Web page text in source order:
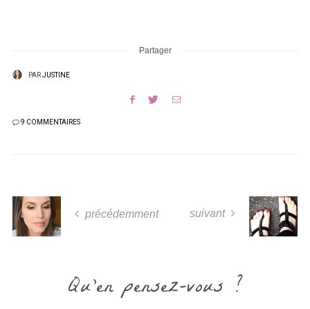
Partager
PARJUSTINE
9 COMMENTAIRES
précédemment suivant
Qu'en pensez-vous ?